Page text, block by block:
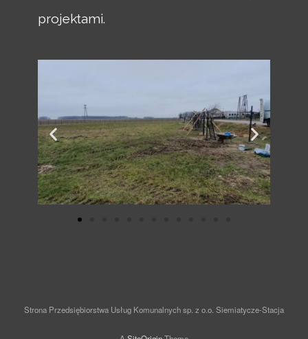
projektami.
Strona Przedsiębiorstwa Usług Komunalnych sp. z o.o. Siemiatycze-Stacja